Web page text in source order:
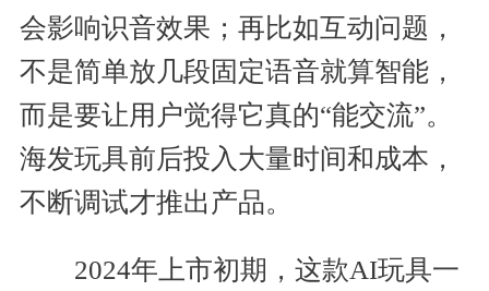
会影响识音效果；再比如互动问题，
不是简单放几段固定语音就算智能，
而是要让用户觉得它真的“能交流”。
海发玩具前后投入大量时间和成本，
不断调试才推出产品。
2024年上市初期，这款AI玩具一